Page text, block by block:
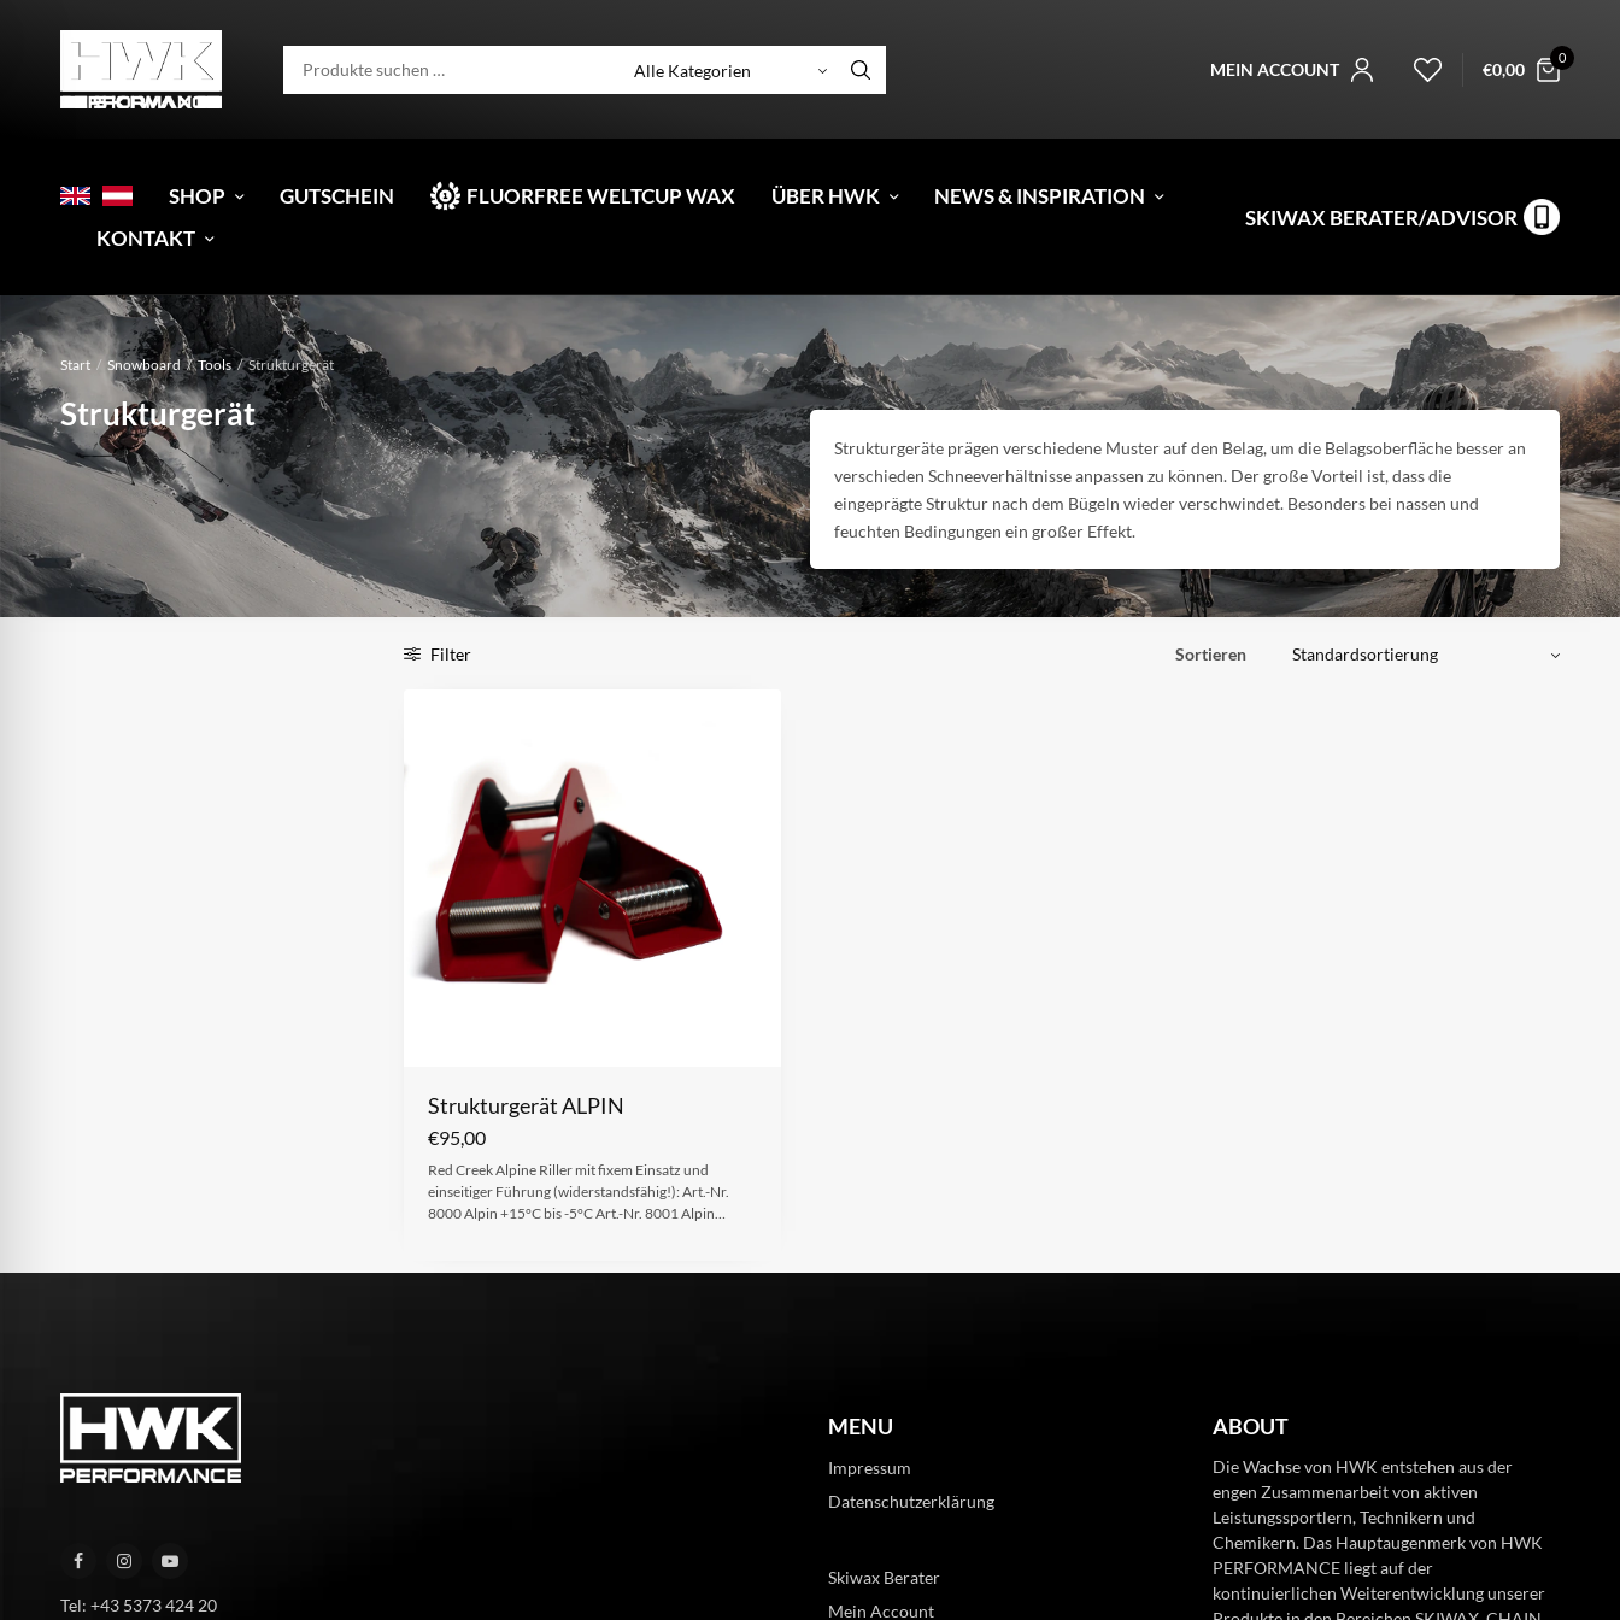
MEIN ACCOUNT €0,00
0
SHOP GUTSCHEIN FLUORFREE WELTCUP WAX ÜBER HWK
NEWS & INSPIRATION
KONTAKT
SKIWAX BERATER/ADVISOR
Start / Snowboard / Tools / Strukturgerät
Strukturgerät
Strukturgeräte prägen verschiedene Muster auf den Belag, um die Belagsoberfläche besser an
verschieden Schneeverhältnisse anpassen zu können. Der große Vorteil ist, dass die
eingeprägte Struktur nach dem Bügeln wieder verschwindet. Besonders bei nassen und
feuchten Bedingungen ein großer Effekt.
Filter Sortieren
Strukturgerät ALPIN
€95,00
Red Creek Alpine Riller mit fixem Einsatz und
einseitiger Führung (widerstandsfähig!): Art.-Nr.
8000 Alpin +15°C bis -5°C Art.-Nr. 8001 Alpin…
Tel: +43 5373 424 20
MENU
Impressum
Datenschutzerklärung
Skiwax Berater
Mein Account
ABOUT
Die Wachse von HWK entstehen aus der
engen Zusammenarbeit von aktiven
Leistungssportlern, Technikern und
Chemikern. Das Hauptaugenmerk von HWK
PERFORMANCE liegt auf der
kontinuierlichen Weiterentwicklung unserer